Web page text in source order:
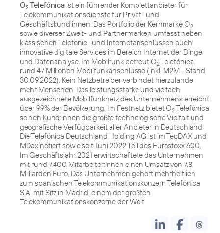
O2 Telefónica ist ein führender Komplettanbieter für
Telekommunikationsdienste für Privat- und
Geschäftskund:innen. Das Portfolio der Kernmarke O2
sowie diverser Zweit- und Partnermarken umfasst neben
klassischen Telefonie- und Internetanschlüssen auch
innovative digitale Services im Bereich Internet der Dinge
und Datenanalyse. Im Mobilfunk betreut O2Telefónica
rund 47 Millionen Mobilfunkanschlüsse (inkl. M2M - Stand
30.09.2022). Kein Netzbetreiber verbindet hierzulande
mehr Menschen. Das leistungsstarke und vielfach
ausgezeichnete Mobilfunknetz des Unternehmens erreicht
über 99% der Bevölkerung. Im Festnetz bietet O2Telefónica
seinen Kund:innen die größte technologische Vielfalt und
geografische Verfügbarkeit aller Anbieter in Deutschland.
Die Telefónica Deutschland Holding AG ist im TecDAX und
MDax notiert sowie seit Juni 2022 Teil des Eurostoxx 600.
Im Geschäftsjahr 2021 erwirtschaftete das Unternehmen
mit rund 7.400 Mitarbeiter:innen einen Umsatz von 7,8
Milliarden Euro. Das Unternehmen gehört mehrheitlich
zum spanischen Telekommunikationskonzern Telefónica
S.A. mit Sitz in Madrid, einem der größten
Telekommunikationskonzerne der Welt.